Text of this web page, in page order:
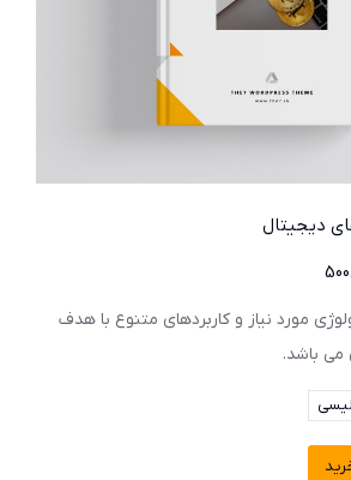
دیجیتال
مورد نیاز و کاربردهای متنوع با هدف
می باشد.